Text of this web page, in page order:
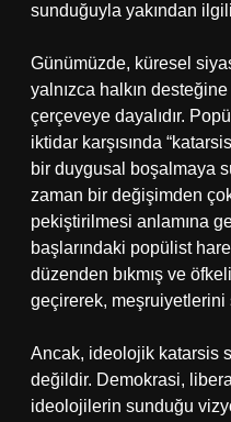
sunduğuyla yakından
Günümüzde, küresel
yalnızca halkın
çerçeveye dayalıdır.
iktidar karşısında
bir duygusal boşalmaya
zaman bir değişimden
pekiştirilmesi anlamına
başlarındaki popülist
düzenden bıkmış ve
geçirerek, meşruiyetlerini
Ancak, ideolojik katarsis
değildir. Demokrasi,
ideolojilerin sunduğu